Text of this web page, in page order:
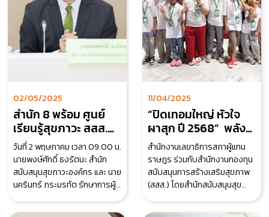
02/05/2025
สำนัก 8 พร้อม ศูนย์
เรียนรู้สุขภาวะ สสส.
เข้าพบปลัดก.แรงงาน
หารือความร่วมมือ
สร้าง “องค์กรสุขภาวะ”
ยกระดับคุณภาพชีวิต
แรงงานยุคใหม่!!!
วันที่ 2 พฤษภาคม เวลา 09.00 น.
นายพงษ์ศักดิ์ ธงรัตนะ สำนัก
สนับสนุนสุขภาวะองค์กร และ นาย
นครินทร์ ภระมรทัต รักษาการผู้
อำนวยการศูนย์เรียนรู้สุขภาวะ ได้
เข
11/04/2025
“ปิดเทอมใหญ่ หัวใจ
ผาสุก ปี 2568” พลัง
ความสุขใต้ครอบครัว
รัฐสภา
สำนักงานเลขาธิการสภาผู้แทน
ราษฎร ร่วมกับสำนักงานกองทุน
สนับสนุนการสร้างเสริมสุขภาพ
(สสส.) โดยสำนักสนับสนุนสุข
จัดกิจกรรม “ปิ